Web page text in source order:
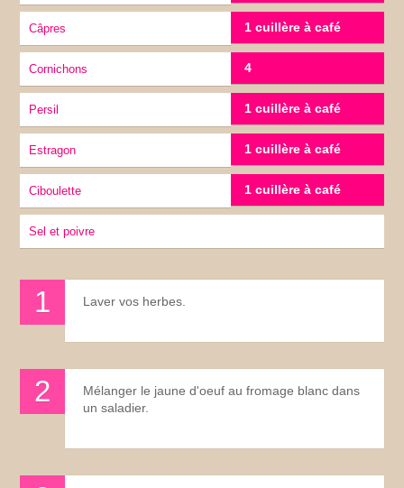
câpres 1 cuillère à café
Cornichons 4
Persil 1 cuillère à café
Estragon 1 cuillère à café
ciboulette 1 cuillère à café
sel et poivre
Laver vos herbes.
Mélanger le jaune d'oeuf au fromage blanc dans
un saladier.